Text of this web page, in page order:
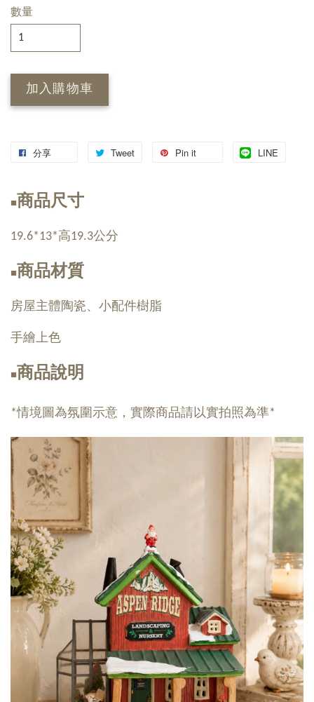
數量
加入購物車
分享 Tweet Pin it LINE
■商品尺寸
19.6*13*高19.3公分
■商品材質
房屋主體陶瓷、小配件樹脂
手繪上色
■商品說明
*情境圖為氛圍示意，實際商品請以實拍照為準*